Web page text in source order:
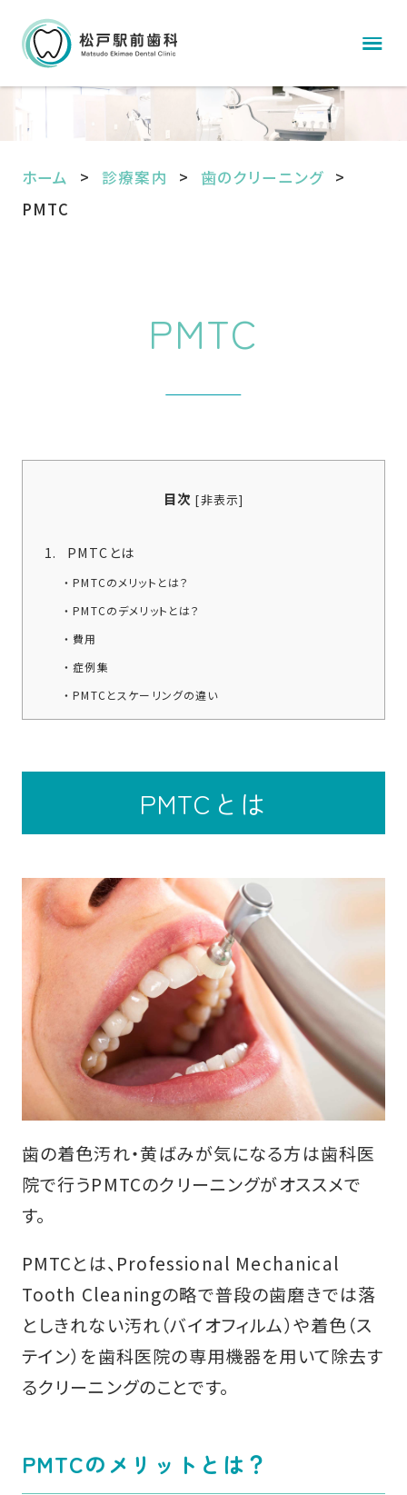
ホーム 診療案内
歯のクリーニング
PMTC
PMTC
目次 [非表示]
PMTCとは
PMTCのメリットとは？
PMTCのデメリットとは？
費用
症例集
PMTCとスケーリングの違い
PMTCは白くなる？
PMTCとは
歯の着色汚れ・黄ばみが気になる方は歯科医
院で行うPMTCのクリーニングがオススメで
す。
PMTCとは、Professional Mechanical
Tooth Cleaningの略で普段の歯磨きでは落
としきれない汚れ（バイオフィルム）や着色（ス
テイン）を歯科医院の専用機器を用いて除去す
るクリーニングのことです。
PMTCのメリットとは？